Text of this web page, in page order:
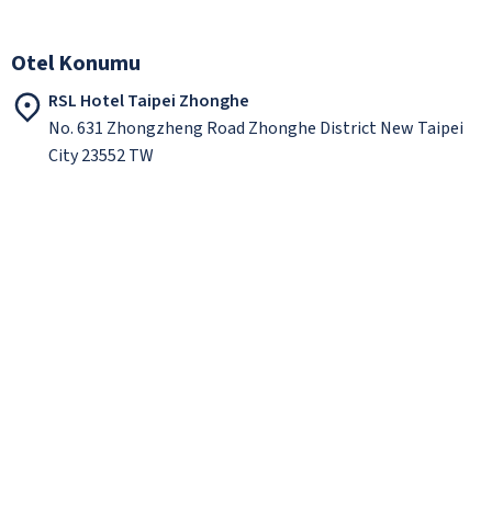
Otel Konumu
RSL Hotel Taipei Zhonghe
No. 631 Zhongzheng Road Zhonghe District New Taipei
City 23552 TW